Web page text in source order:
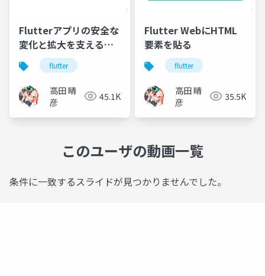
Flutterアプリの安全な
変化と拡大を支えるア
ーキテクチャと単体テ
スト
flutter
高田 晴
彦
45.1K
Flutter WebにHTML
要素を貼る
flutter
高田 晴
彦
35.5K
このユーザの動画一覧
条件に一致するスライドが見つかりませんでした。